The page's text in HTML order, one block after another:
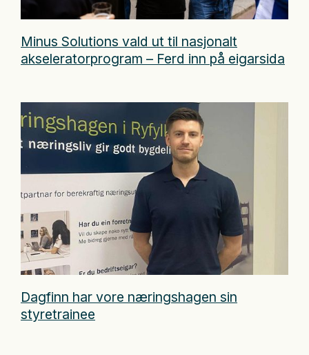
Minus Solutions vald ut til nasjonalt
akseleratorprogram – Ferd inn på eigarsida
Dagfinn har vore næringshagen sin
styretrainee